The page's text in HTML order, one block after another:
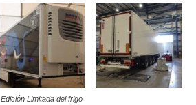
Edición Limitada del frigo